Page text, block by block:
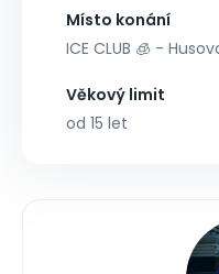
Místo konání
ICE CLUB 🧊 -
Věkový limit
od 15 let